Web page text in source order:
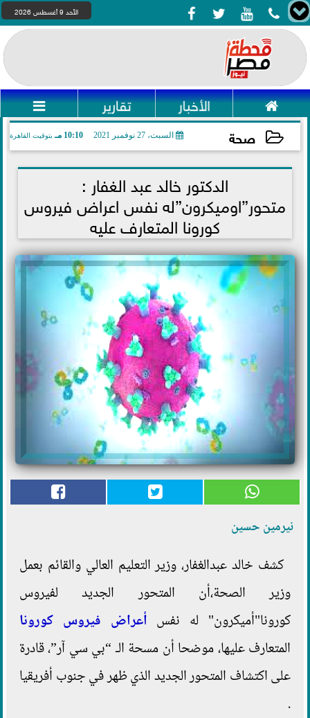
    الأحد 9 أغسطس 2026
 الأخبار تقارير 
صحة السبت، 27 نوفمبر 2021 10:10 مـ بتوقيت القاهرة
2021-11-27 22:10:09 الدكتور خالد عبد الغفار :
متحور”اوميكرون”له نفس اعراض فيروس
كورونا المتعارف عليه
نيرمين حسين
كشف خالد عبدالغفار، وزير التعليم العالي والقائم بعمل
وزير الصحة،أن المتحور الجديد لفيروس
كورونا"أميكرون" له نفس أعراض فيروس كورونا
المتعارف عليها، موضحا أن مسحة الـ “بي سي آر”، قادرة
على اكتشاف المتحور الجديد الذي ظهر في جنوب أفريقيا
.